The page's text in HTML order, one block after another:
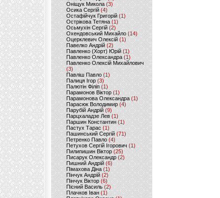
Оніщук Микола (3)
Осика Сергій(4)
Остафійчук Григорій(1)
Острікова Тетяна (1)
Осьмухін Сергій (2)
Охендовський Михайло (14)
Оцерклевич Олексій (1)
Павелко Андрій (2)
Павленко (Хорт) Юрій (1)
Павленко Олександра (1)
Павленко Олексій Михайлович
(3)
Павліш Павло(1)
Палиця Ігор (3)
Палютін Філіп(1)
Парамонов Віктор (1)
Парамонова Олександра(1)
Парасюк Володимир(4)
Парубій Андрій (9)
Парцхаладзе Лев (1)
Паршин Константин(1)
Пастух Тарас (1)
Пашинський Сергій (71)
Петренко Павло (4)
Петухов Сергій Ігорович (1)
Пилипишин Віктор(25)
Писарук Олександр(2)
Пишний Андрій (6)
Пімахова Діна(1)
Пінчук Андрій(2)
Пінчук Віктор (6)
Пісний Василь (2)
Плачков Іван(1)